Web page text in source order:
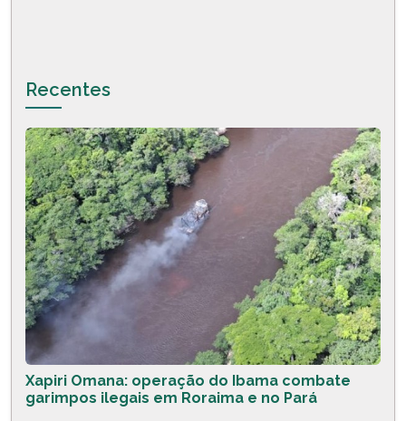
Recentes
Xapiri Omana: operação do Ibama combate
garimpos ilegais em Roraima e no Pará